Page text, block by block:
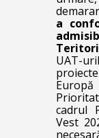
a
UAT-
cadrul
Vest